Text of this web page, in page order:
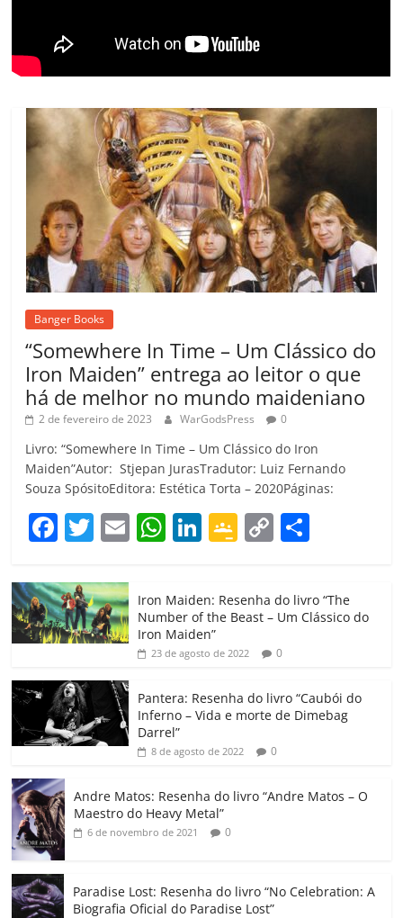
m
Banger Books
“Somewhere In Time – Um Clássico do
Iron Maiden” entrega ao leitor o que
há de melhor no mundo maideniano
2 de fevereiro de 2023 WarGodsPress 0
Livro: “Somewhere In Time – Um Clássico do Iron
Maiden”Autor: Stjepan JurasTradutor: Luiz Fernando
Souza SpósitoEditora: Estética Torta – 2020Páginas:
F
c
e
b
o
o
k
T
itt
er
E W
at
s
A
p
Li
e
dI
G
gl
e
Cl
a
ss
ro
o
C
p
y
Li
k
m
p
h
ar
Iron Maiden: Resenha do livro “The
Number of the Beast – Um Clássico do
Iron Maiden”
23 de agosto de 2022 0
Pantera: Resenha do livro “Caubói do
Inferno – Vida e morte de Dimebag
Darrel”
8 de agosto de 2022 0
Andre Matos: Resenha do livro “Andre Matos – O
Maestro do Heavy Metal”
6 de novembro de 2021 0
Paradise Lost: Resenha do livro “No Celebration: A
Biografia Oficial do Paradise Lost”